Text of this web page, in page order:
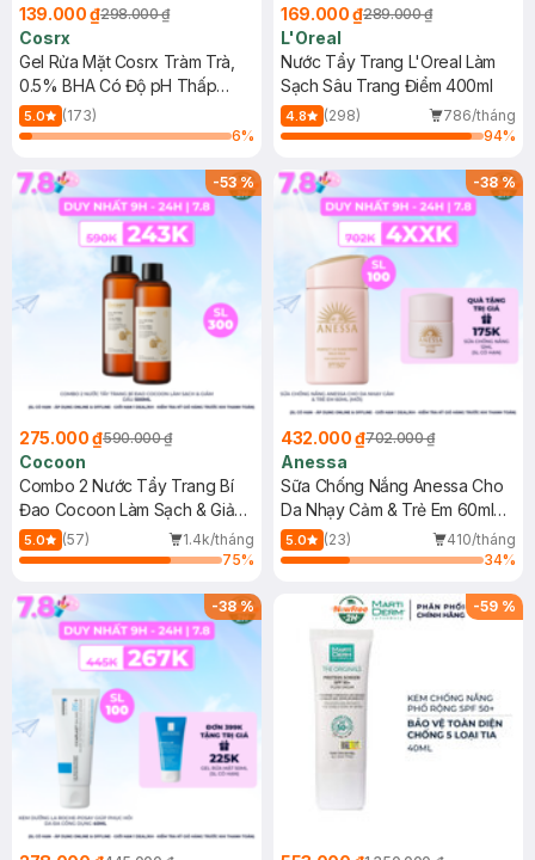
139.000 ₫298.000 ₫
Cosrx
Gel Rửa Mặt Cosrx Tràm Trà,
0.5% BHA Có Độ pH Thấp
150ml
5.0
(173)
6%
169.000 ₫289.000 ₫
L'Oreal
Nước Tẩy Trang L'Oreal Làm
Sạch Sâu Trang Điểm 400ml
4.8 (298)
786/tháng
94%
-53%
275.000 ₫590.000 ₫
Cocoon
Combo 2 Nước Tẩy Trang Bí
Đao Cocoon Làm Sạch & Giảm
Dầu 500ml
5.0 (57)
1.4k/tháng
75%
-38%
432.000 ₫702.000 ₫
Anessa
Sữa Chống Nắng Anessa Cho
Da Nhạy Cảm & Trẻ Em 60ml
(Mới)
5.0 (23)
410/tháng
34%
-38% -59 %